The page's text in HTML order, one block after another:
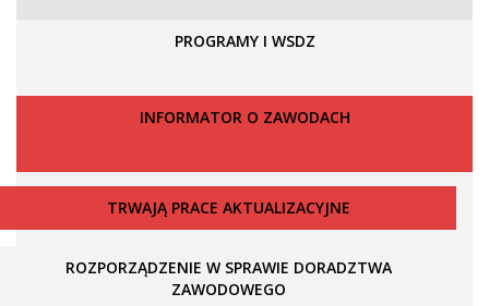
PROGRAMY I WSDZ
INFORMATOR O ZAWODACH
TRWAJĄ PRACE AKTUALIZACYJNE
ROZPORZĄDZENIE W SPRAWIE DORADZTWA
ZAWODOWEGO